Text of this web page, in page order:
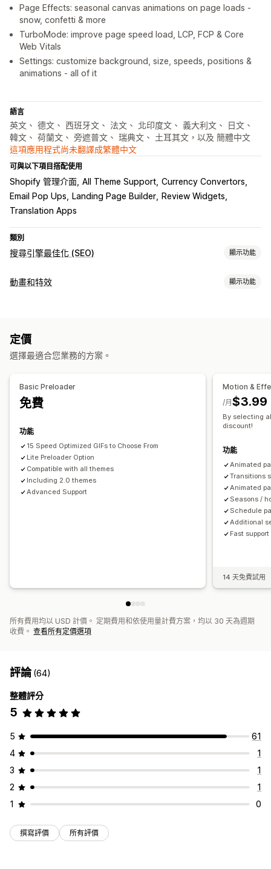
Page Effects: seasonal canvas animations on page loads -
snow, confetti & more
TurboMode: improve page speed load, LCP, FCP & Core
Web Vitals
Settings: customize background, size, speeds, positions &
animations - all of it
語言
英文、 德文、 西班牙文、 法文、 北印度文、 義大利文、 日文、
韓文、 荷蘭文、 旁遮普文、 瑞典文、 土耳其文，以及 簡體中文
這項應用程式尚未翻譯成繁體中文
可與以下項目搭配使用
Shopify 管理介面 All Theme Support Currency Convertors
Email Pop Ups
Landing Page Builder
Review Widgets
Translation Apps
類別
搜尋引擎最佳化 (SEO) 顯示功能
搜尋引擎最佳化 (SEO) 工具
主題最佳化
搜尋引擎最佳化 (SEO) 分數
測試
動畫和特效 顯示功能
互動動畫
圖片 檔案上傳 行動裝置回應式設計
秋季 黑色星期五 (BFCM)
夏季
情人節 冬季
定價
選擇最適合您業務的方案。
Basic Preloader
免費
功能
15 Speed Optimized GIFs to Choose From
Lite Preloader Option
Compatible with all themes
Including 2.0 themes
Advanced Support
Motion &
$3.99
/月
By selecting
discount!
功能
Animated
Transitions
Animated
Seasons /
Schedule
Additional
Fast support
14 天免費試用
所有費用均以 USD 計價。 定期費用和依使用量計費方案，均以 30 天為週期
收費。 查看所有定價選項
評論(64)
整體評分
5
5
61
4
1
3
1
2
1
1
0
撰寫評價 所有評價